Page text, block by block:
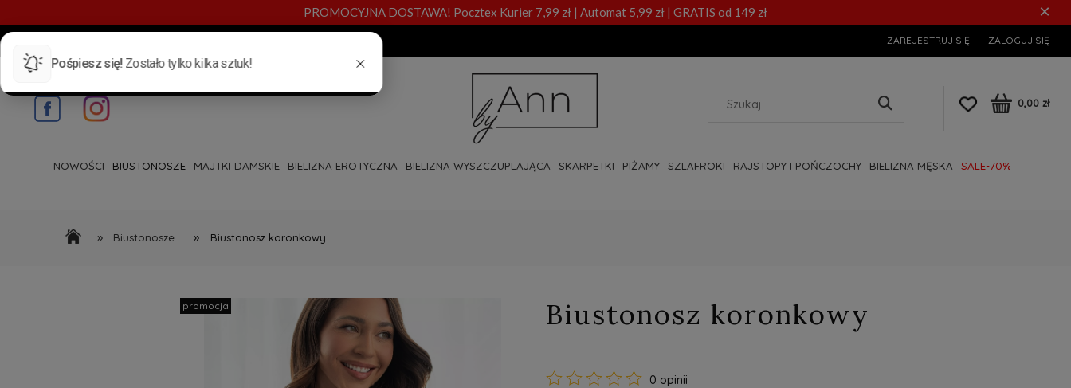
PROMOCYJNA DOSTAWA! Pocztex Kurier 7,99 zł | Automat 5,99 zł | GRATIS od 149 zł ×
ZAREJESTRUJ SIĘ ZALOGUJ SIĘ
0,00 zł
NOWOŚCI BIUSTONOSZE MAJTKI DAMSKIE BIELIZNA EROTYCZNA BIELIZNA WYSZCZUPLAJĄCA SKARPETKI PIŻAMY SZLAFROKI RAJSTOPY I POŃCZOCHY BIELIZNA MĘSKA SALE-70%
» Biustonosze » Biustonosz koronkowy
promocja Biustonosz koronkowy
0 opinii